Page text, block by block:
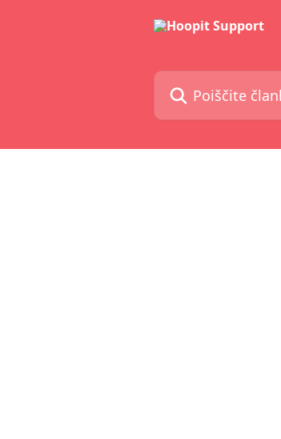
Poiščite članke ...